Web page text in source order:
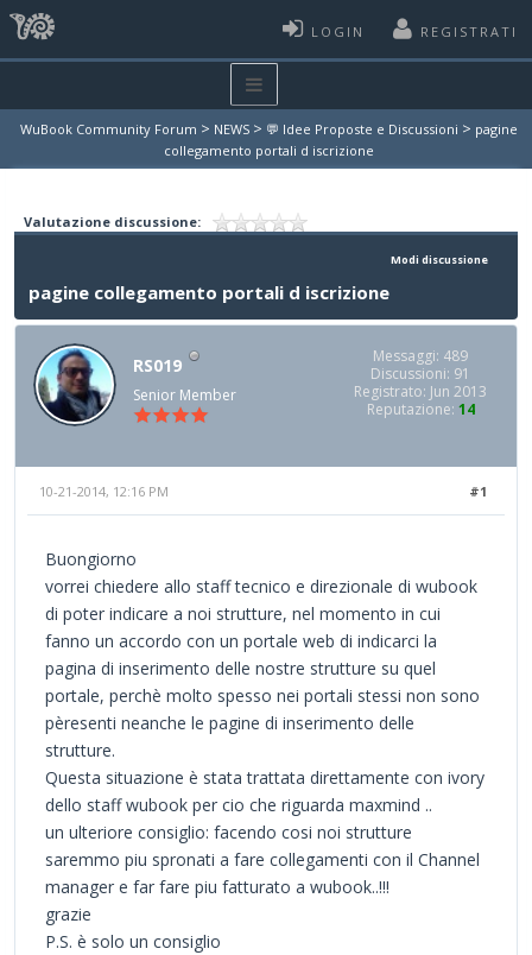
LOGIN REGISTRATI
WuBook Community Forum > NEWS > 💬 Idee Proposte e Discussioni > pagine
collegamento portali d iscrizione
Valutazione discussione:
Modi discussione
pagine collegamento portali d iscrizione
RS019
Senior Member
Messaggi: 489
Discussioni: 91
Registrato: Jun 2013
Reputazione: 14
#1
10-21-2014, 12:16 PM
Buongiorno
vorrei chiedere allo staff tecnico e direzionale di wubook
di poter indicare a noi strutture, nel momento in cui
fanno un accordo con un portale web di indicarci la
pagina di inserimento delle nostre strutture su quel
portale, perchè molto spesso nei portali stessi non sono
pèresenti neanche le pagine di inserimento delle
strutture.
Questa situazione è stata trattata direttamente con ivory
dello staff wubook per cio che riguarda maxmind ..
un ulteriore consiglio: facendo cosi noi strutture
saremmo piu spronati a fare collegamenti con il Channel
manager e far fare piu fatturato a wubook..!!!
grazie
P.S. è solo un consiglio